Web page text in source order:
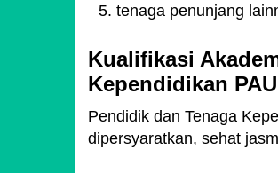
tenaga penunjang
Kualifikasi
Kependidikan
Pendidik dan Tenaga
dipersyaratkan, sehat